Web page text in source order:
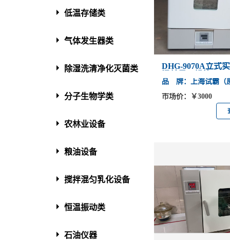
低温存储类
气体发生器类
除湿洗清净化灭菌类
分子生物学类
农林业设备
粮油设备
搅拌混匀乳化设备
恒温振动类
石油仪器
DHG-9070A立式
品 牌：上海试霸（
市场价：￥3000